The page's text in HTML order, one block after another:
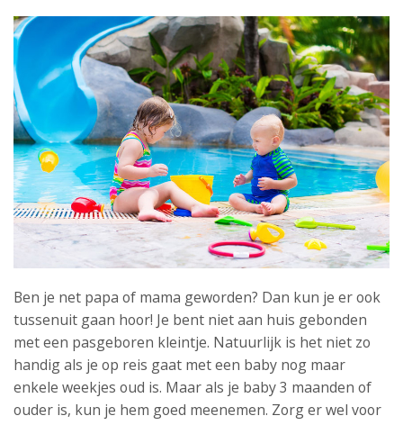
Ben je net papa of mama geworden? Dan kun je er ook
tussenuit gaan hoor! Je bent niet aan huis gebonden
met een pasgeboren kleintje. Natuurlijk is het niet zo
handig als je op reis gaat met een baby nog maar
enkele weekjes oud is. Maar als je baby 3 maanden of
ouder is, kun je hem goed meenemen. Zorg er wel voor